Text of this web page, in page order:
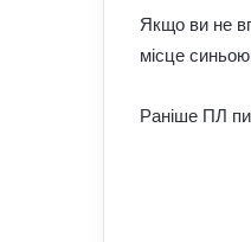
Якщо ви не
місце
Раніше ПЛ